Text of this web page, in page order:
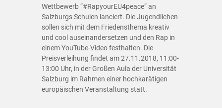
Wettbewerb “#RapyourEU4peace” an
Salzburgs Schulen lanciert. Die Jugendlichen
sollen sich mit dem Friedensthema kreativ
und cool auseinandersetzen und den Rap in
einem YouTube-Video festhalten. Die
Preisverleihung findet am 27.11.2018, 11:00-
13:00 Uhr, in der Großen Aula der Universität
Salzburg im Rahmen einer hochkarätigen
europäischen Veranstaltung statt.